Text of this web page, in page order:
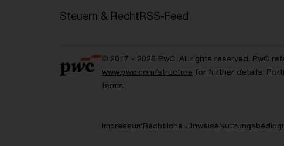
Steuern & RechtRSS-Feed
© 2017 - 2026 PwC. All rights reserved. PwC
www.pwc.com/structure for further details.
terms.
ImpressumRechtliche Hinweise